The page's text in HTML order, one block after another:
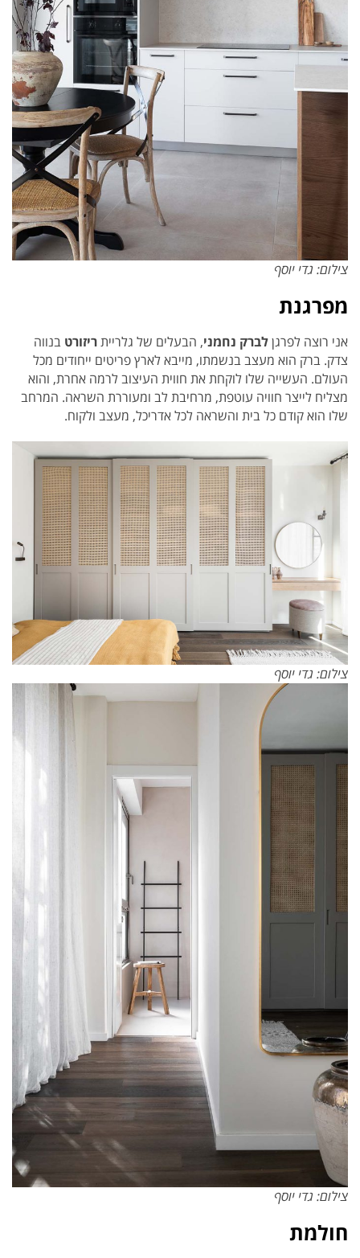
צילום: גדי יוסף
מפרגנת
אני רוצה לפרגןלברק נחמני, הבעלים של גלרייתריזורט בנווה
צדק. ברק הוא מעצב בנשמתו, מייבא לארץ פריטים ייחודים מכל
העולם. העשייה שלו לוקחת את חווית העיצוב לרמה אחרת, והוא
מצליח לייצר חוויה עוטפת, מרחיבת לב ומעוררת השראה. המרחב
שלו הוא קודם כל בית והשראה לכל אדריכל, מעצב ולקוח.
צילום: גדי יוסף
צילום: גדי יוסף
חולמת